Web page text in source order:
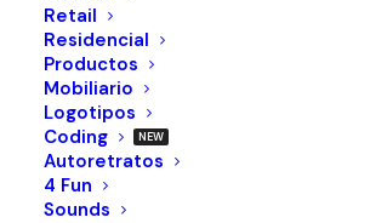
Retail
Residencial
Productos
Mobiliario
Logotipos
Coding
Autoretratos
4 Fun
Sounds